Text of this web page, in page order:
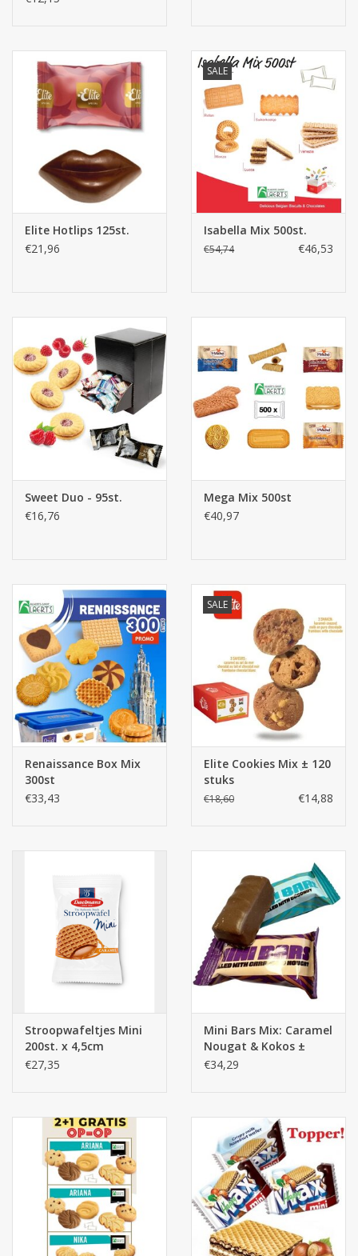
Elite Hotlips 125st.
€21,96
SALE
Isabella Mix 500st.
€54,74 €46,53
Sweet Duo - 95st.
€16,76
Mega Mix 500st
€40,97
Renaissance Box Mix
300st
€33,43
SALE
Elite Cookies Mix ± 120
stuks
€18,60 €14,88
Stroopwafeltjes Mini
200st. x 4,5cm
€27,35
Mini Bars Mix: Caramel
Nougat & Kokos ±
250st.
€34,29